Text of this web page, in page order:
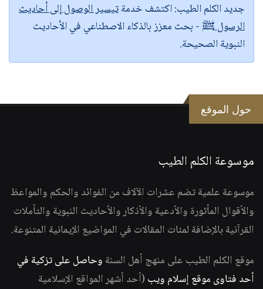
جديد الكلم الطيب:اكتشف خدمةتيسير الوصول إلى أحاديث
الرسول ﷺ - بحث معزز بالذكاء الاصطناعي في الأحاديث
النبوية الصحيحة.
حول الموقع
موسوعة الكلم الطيب
موسوعة علمية تضم عشرات الآلاف من الفوائد والحكم والمواعظ
والأقوال المأثورة والأدعية والأذكار والأحاديث النبوية والتأملات
القرآنية بالإضافة لمئات المقالات في المواضيع الإيمانية المتنوعة.
موقع الكلم الطيب على منهج أهل السنة وحاصل على تزكية في
أحد فتاوى موقع إسلام ويب (أحد أشهر المواقع الإسلامية